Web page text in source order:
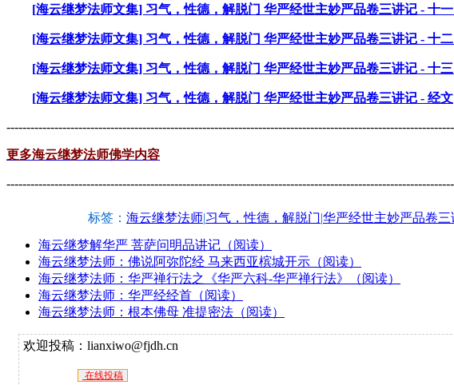
[海云继梦法师文集] 习气，性德，解脱门 华严经世主妙严品卷三讲记 -
[海云继梦法师文集] 习气，性德，解脱门 华严经世主妙严品卷三讲记 -
[海云继梦法师文集] 习气，性德，解脱门 华严经世主妙严品卷三讲记 -
[海云继梦法师文集] 习气，性德，解脱门 华严经世主妙严品卷三讲记 - 经文
更多海云继梦法师佛学内容
标签： 海云继梦法师|习气，性德，解脱门|华严经世主妙严品卷三
海云继梦解华严 菩萨问明品讲记（阅读）
海云继梦法师：佛说阿弥陀经 马来西亚槟城开示（阅读）
海云继梦法师：华严禅行法之《华严六科-华严禅行法》（阅读）
海云继梦法师：华严经经首（阅读）
海云继梦法师：根本佛母 准提密法（阅读）
欢迎投稿：lianxiwo@fjdh.cn
在线投稿